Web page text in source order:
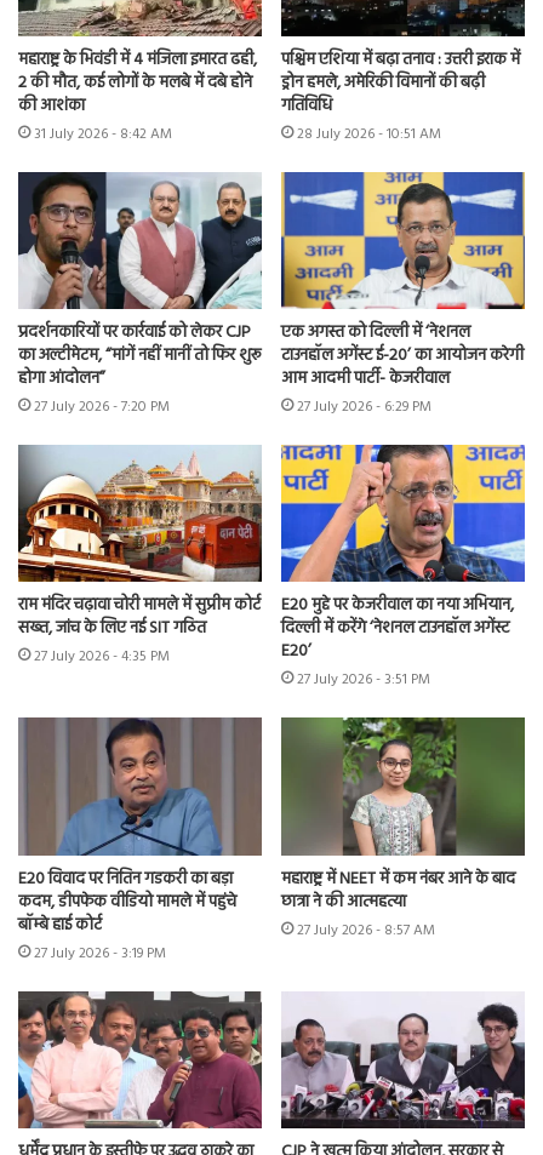
महाराष्ट्र के भिवंडी में 4 मंजिला इमारत ढही,
2 की मौत, कई लोगों के मलबे में दबे होने
की आशंका
31 July 2026 - 8:42 AM
पश्चिम एशिया में बढ़ा तनाव : उत्तरी इराक में
ड्रोन हमले, अमेरिकी विमानों की बढ़ी
गतिविधि
28 July 2026 - 10:51 AM
प्रदर्शनकारियों पर कार्रवाई को लेकर CJP
का अल्टीमेटम, “मांगें नहीं मानीं तो फिर शुरू
होगा आंदोलन”
27 July 2026 - 7:20 PM
एक अगस्त को दिल्ली में ‘नेशनल
टाउनहॉल अगेंस्ट ई-20’ का आयोजन करेगी
आम आदमी पार्टी- केजरीवाल
27 July 2026 - 6:29 PM
राम मंदिर चढ़ावा चोरी मामले में सुप्रीम कोर्ट
सख्त, जांच के लिए नई SIT गठित
27 July 2026 - 4:35 PM
E20 मुद्दे पर केजरीवाल का नया अभियान,
दिल्ली में करेंगे ‘नेशनल टाउनहॉल अगेंस्ट
E20’
27 July 2026 - 3:51 PM
E20 विवाद पर नितिन गडकरी का बड़ा
कदम, डीपफेक वीडियो मामले में पहुंचे
बॉम्बे हाई कोर्ट
27 July 2026 - 3:19 PM
महाराष्ट्र में NEET में कम नंबर आने के बाद
छात्रा ने की आत्महत्या
27 July 2026 - 8:57 AM